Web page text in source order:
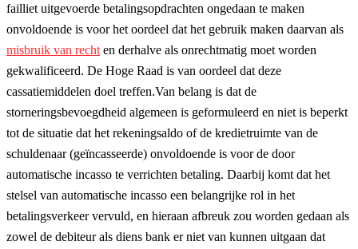
failliet uitgevoerde betalingsopdrachten ongedaan te maken
onvoldoende is voor het oordeel dat het gebruik maken daarvan als
misbruik van recht en derhalve als onrechtmatig moet worden
gekwalificeerd. De Hoge Raad is van oordeel dat deze
cassatiemiddelen doel treffen.Van belang is dat de
storneringsbevoegdheid algemeen is geformuleerd en niet is beperkt
tot de situatie dat het rekeningsaldo of de kredietruimte van de
schuldenaar (geïncasseerde) onvoldoende is voor de door
automatische incasso te verrichten betaling. Daarbij komt dat het
stelsel van automatische incasso een belangrijke rol in het
betalingsverkeer vervuld, en hieraan afbreuk zou worden gedaan als
zowel de debiteur als diens bank er niet van kunnen uitgaan dat